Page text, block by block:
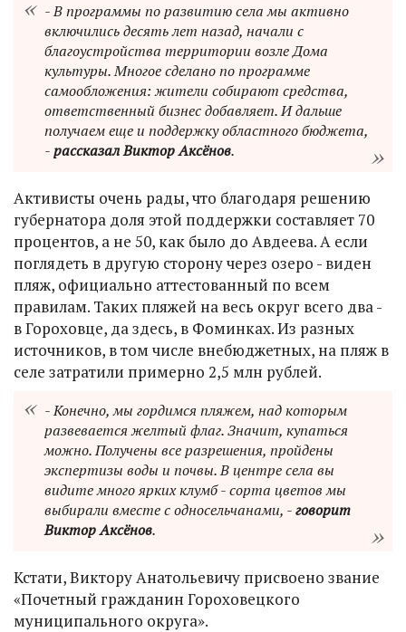
- В программы по развитию села мы активно
включились десять лет назад, начали с
благоустройства территории возле Дома
культуры. Многое сделано по программе
самообложения: жители собирают средства,
ответственный бизнес добавляет. И дальше
получаем еще и поддержку областного бюджета,
-рассказал Виктор Аксёнов.
Активисты очень рады, что благодаря решению
губернатора доля этой поддержки составляет 70
процентов, а не 50, как было до Авдеева. А если
поглядеть в другую сторону через озеро - виден
пляж, официально аттестованный по всем
правилам. Таких пляжей на весь округ всего два -
в Гороховце, да здесь, в Фоминках. Из разных
источников, в том числе внебюджетных, на пляж в
селе затратили примерно 2,5 млн рублей.
- Конечно, мы гордимся пляжем, над которым
развевается желтый флаг. Значит, купаться
можно. Получены все разрешения, пройдены
экспертизы воды и почвы. В центре села вы
видите много ярких клумб - сорта цветов мы
выбирали вместе с односельчанами, -говорит
Виктор Аксёнов.
Кстати, Виктору Анатольевичу присвоено звание
«Почетный гражданин Гороховецкого
муниципального округа».